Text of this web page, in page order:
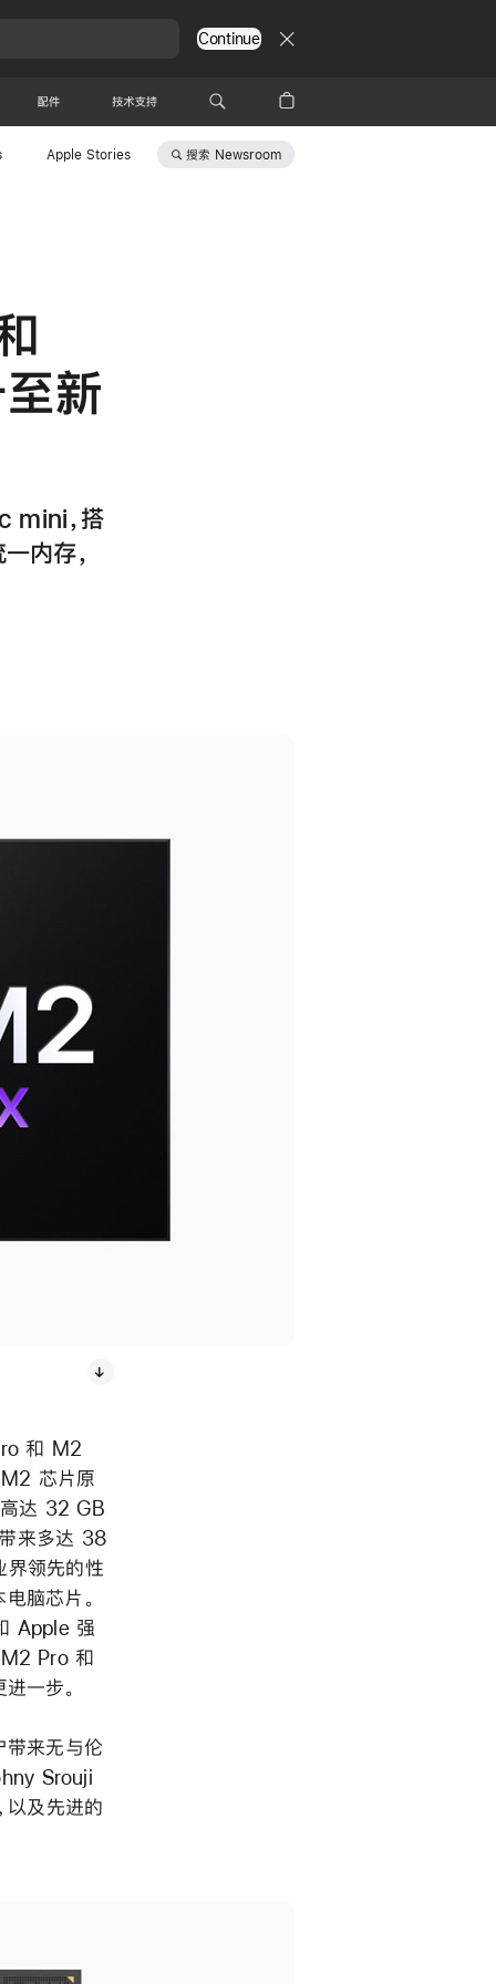
Continue
配件 技术支持
Apple Stories 搜索 Newsroom
新
mini，搭
内存，
和 M2
芯片原
高达 32 GB
来多达 38
界领先的性
脑芯片。
Apple 强
Pro 和
一步。
来无与伦
Srouji
以及先进的